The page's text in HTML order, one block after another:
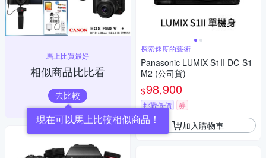
馬上比買最好
相似商品比比看
去比較
現在可以馬上比較相似商品！
探索速度的藝術
Panasonic LUMIX S1II DC-S1
M2 (公司貨)
$98,900
挑戰低價 券
加入購物車